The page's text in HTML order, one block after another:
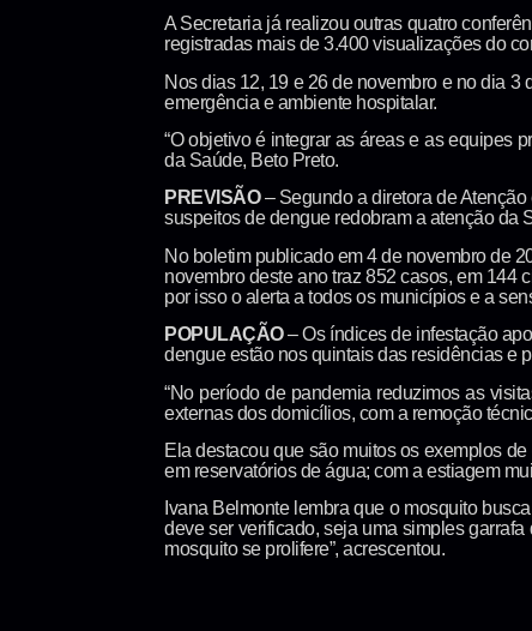
A Secretaria já realizou outras quatro
registradas mais de 3.400 visualizações do
Nos dias 12, 19 e 26 de novembro e no dia
emergência e ambiente hospitalar.
“O objetivo é integrar as áreas e as equipes
da Saúde, Beto Preto.
PREVISÃO– Segundo a diretora de
suspeitos de dengue redobram a atenção da
No boletim publicado em 4 de novembro de
novembro deste ano traz 852 casos, em 144
por isso o alerta a todos os municípios e a
POPULAÇÃO– Os índices de infestação
dengue estão nos quintais das residências e
“No período de pandemia reduzimos as
externas dos domicílios, com a remoção
Ela destacou que são muitos os exemplos
em reservatórios de água; com a estiagem
Ivana Belmonte lembra que o mosquito
deve ser verificado, seja uma simples
mosquito se prolifere”, acrescentou.